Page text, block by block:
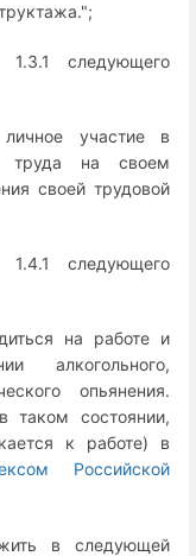
следующего
участие в
труда на своем
своей трудовой
следующего
на работе и
алкогольного,
опьянения.
таком состоянии,
к работе) в
Российской
в следующей